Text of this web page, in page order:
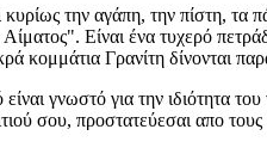
την αγάπη, την πίστη, τα
Είναι ένα τυχερό
κομμάτια Γρανίτη δίνονται
γνωστό για την ιδιότητα
σου, προστατεύεσαι απο τους